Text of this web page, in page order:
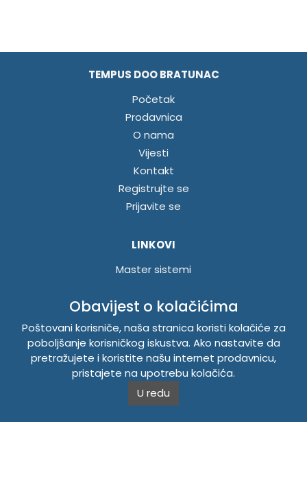
TEMPUS DOO BRATUNAC
Početak
Prodavnica
O nama
Vijesti
Kontakt
Registrujte se
Prijavite se
LINKOVI
Master sistemi
Akcije
INFORMACIJE
Politika o kolačićima
Uslovi korištenja
Politika privatnosti
Obavijest o kolačićima
Poštovani korisniče, naša stranica koristi kolačiće za
poboljšanje korisničkog iskustva. Ako nastavite da
pretražujete i koristite našu internet prodavnicu,
pristajete na upotrebu kolačića.
U redu